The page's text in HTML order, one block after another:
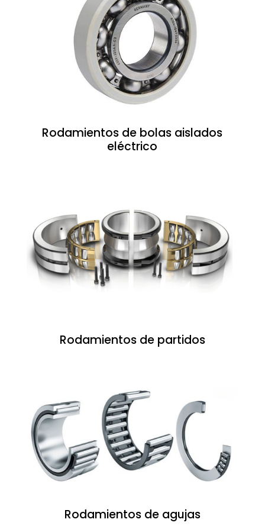
Rodamientos de bolas aislados
eléctrico
Rodamientos de partidos
Rodamientos de agujas